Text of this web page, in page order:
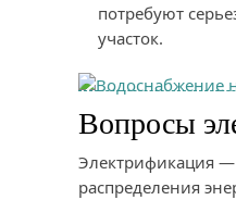
потребуют
участок.
Вопросы
Электрификация
распределения